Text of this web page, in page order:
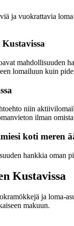
ja vuokrattavia
mahdollisuuden
lomailuun kuin
niin
ilman
koti meren
hankkia oman
Kustavissa
ja loma-
makuun.